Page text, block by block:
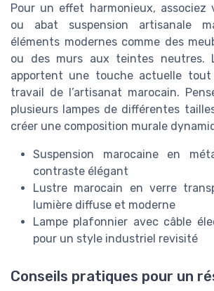
Pour un effet harmonieux, associez
ou abat suspension artisanale
éléments modernes comme des
ou des murs aux teintes neutres.
apportent une touche actuelle
travail de l’artisanat marocain.
plusieurs lampes de différentes
créer une composition murale
Suspension marocaine en
contraste élégant
Lustre marocain en verre
lumière diffuse et moderne
Lampe plafonnier avec câble
pour un style industriel revisité
Conseils pratiques pour un